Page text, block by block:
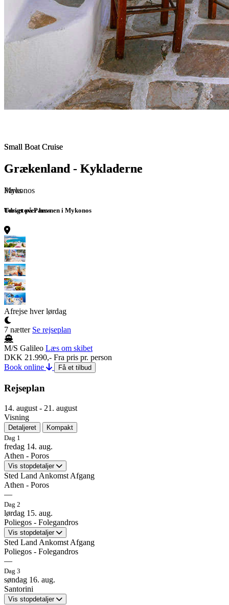
Small Boat Cruise
Grækenland - Kykladerne
Mykonos
Udsigt over havnen i Mykonos
Small Boat Cruise
Grækenland - Kykladerne
Paros
Torvet på Paros
Small Boat Cruise
Grækenland - Kykladerne
Athen
Det antikke Akropolis
Small Boat Cruise
Grækenland - Kykladerne
Grækenland
Græsk middag
Small Boat Cruise
Grækenland - Kykladerne
Santorini
Udsigt over Thira
Afrejse hver lørdag
7 nætter Se rejseplan
M/S Galileo Læs om skibet
DKK 21.990,- Fra pris pr. person
Book online
Få et tilbud
Rejseplan
14. august - 21. august
8
Visning
Detaljeret
Kompakt
Dag 1
fredag 14. aug.
Athen - Poros
Vis stopdetaljer
Sted Land Ankomst Afgang
Athen - Poros
—
Ankomst
—
Athen - Poros
Ankomst: —Afgang: —
Stig ombord på M/S Galileo eller M/S Panorama, hvor turen starter
ved Marina Zea i Athen.
Dag 2
lørdag 15. aug.
Poliegos - Folegandros
Vis stopdetaljer
Sted Land Ankomst Afgang
Poliegos - Folegandros
—
Ankomst
—
Poliegos - Folegandros
Dag 3
søndag 16. aug.
Santorini
Vis stopdetaljer